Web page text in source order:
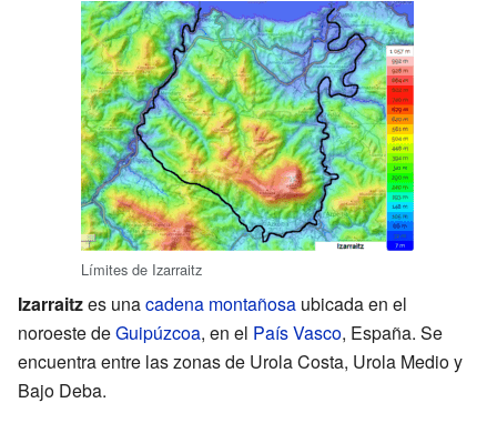
Límites de Izarraitz
Izarraitzes unacadena montañosa ubicada en el
noroeste deGuipúzcoa, en el País Vasco, España. Se
encuentra entre las zonas de Urola Costa, Urola Medio y
Bajo Deba.